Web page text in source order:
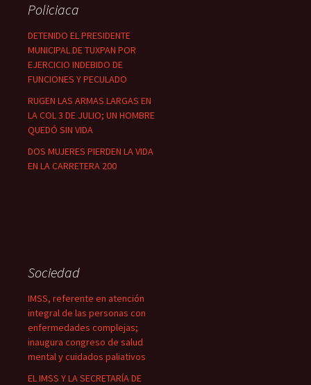
Policiaca
DETENIDO EL PRESIDENTE
MUNICIPAL DE TUXPAN POR
EJERCICIO INDEBIDO DE
FUNCIONES Y PECULADO
RUGEN LAS ARMAS LARGAS EN
LA COL 3 DE JULIO; UN HOMBRE
QUEDÓ SIN VIDA
DOS MUJERES PIERDEN LA VIDA
EN LA CARRETERA 200
Sociedad
IMSS, referente en atención
integral de las personas con
enfermedades complejas;
inaugura congreso de salud
mental y cuidados paliativos
EL IMSS Y LA SECRETARÍA DE